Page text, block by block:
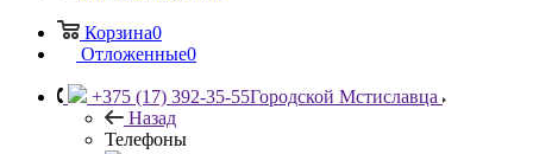
Корзина0
Отложенные0
+375 (17) 392-35-55Городской Мстиславца
Назад
Телефоны